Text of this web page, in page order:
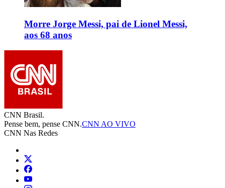
Morre Jorge Messi, pai de Lionel Messi,
aos 68 anos
CNN Brasil.
Pense bem, pense CNN.CNN AO VIVO
CNN Nas Redes